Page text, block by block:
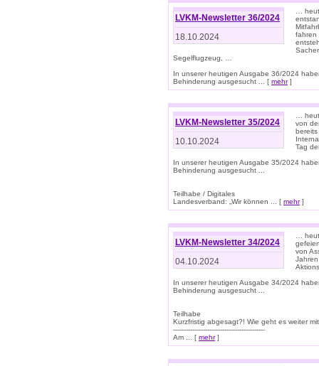
LVKM-Newsletter 36/2024
18.10.2024
…
fahren
Segelflugzeug, …
In unserer heutigen Ausgabe 36/2024
Behinderung ausgesucht ... [ mehr]
LVKM-Newsletter 35/2024
10.10.2024
…
von
bereits
Tag
In unserer heutigen Ausgabe 35/2024
Behinderung ausgesucht ...
Teilhabe / Digitales
Landesverband: „Wir können ... [ mehr]
LVKM-Newsletter 34/2024
04.10.2024
…
von
In unserer heutigen Ausgabe 34/2024
Behinderung ausgesucht ...
Teilhabe
Kurzfristig abgesagt?! Wie geht es weiter
-------------------------------------------
Am ... [ mehr]